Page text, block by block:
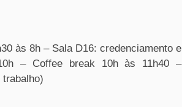
às 8h – ​Sala D16: credenciamento​ e
– Coffee break 10h às 11h40 –